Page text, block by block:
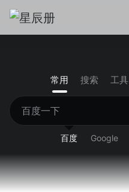
常用 搜索 工具
百度 Google